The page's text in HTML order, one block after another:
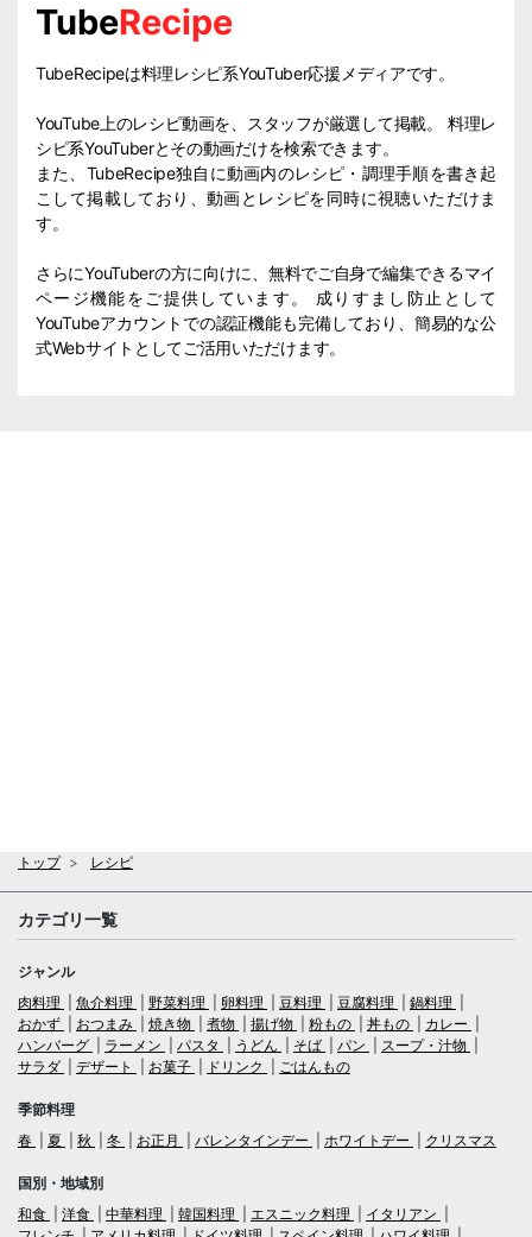
TubeRecipe
TubeRecipeは料理レシピ系YouTuber応援メディアです。
YouTube上のレシピ動画を、スタッフが厳選して掲載。 料理レ
シピ系YouTuberとその動画だけを検索できます。
また、TubeRecipe独自に動画内のレシピ・調理手順を書き起
こして掲載しており、動画とレシピを同時に視聴いただけま
す。
さらにYouTuberの方に向けに、無料でご自身で編集できるマイ
ページ機能をご提供しています。 成りすまし防止として
YouTubeアカウントでの認証機能も完備しており、簡易的な公
式Webサイトとしてご活用いただけます。
トップ レシピ
カテゴリ一覧
ジャンル
肉料理
魚介料理 野菜料理 卵料理 豆料理 豆腐料理
鍋料理
おかず
おつまみ 焼き物 煮物 揚げ物 粉もの 丼もの
カレー
ハンバーグ
ラーメン パスタ うどん そば パン
スープ・汁物
サラダ
デザート お菓子 ドリンク ごはんもの
季節料理
春
夏 秋 冬 お正月 バレンタインデー ホワイトデー クリスマス
国別・地域別
和食
洋食 中華料理 韓国料理 エスニック料理
イタリアン